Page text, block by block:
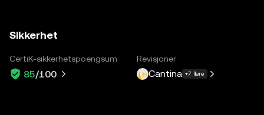
Sikkerhet
CertiK-sikkerhetspoengsum
85/100
Revisjoner
Cantina +7 flere